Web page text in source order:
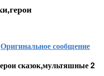
Оригинальное сообщение
сказок,мультяшные 2